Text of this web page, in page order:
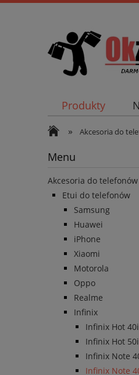
Produkty
» Akcesoria do
Menu
Akcesoria do telefonów
Etui do telefonów
Samsung
Huawei
iPhone
Xiaomi
Motorola
Oppo
Realme
Infinix
Infinix Hot 40i
Infinix Hot 50i
Infinix Note
Infinix Note